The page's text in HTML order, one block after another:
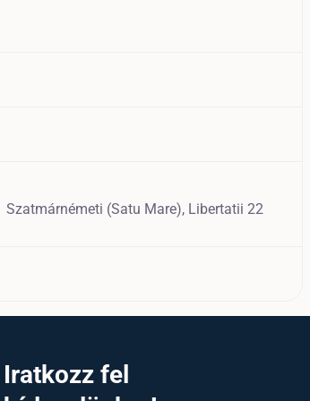
Szatmárnémeti (Satu Mare), Libertatii 22
Iratkozz fel